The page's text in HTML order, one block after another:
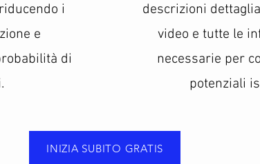
i
e
di
descrizioni
video e tutte le
necessarie per
potenziali
INIZIA SUBITO GRATIS